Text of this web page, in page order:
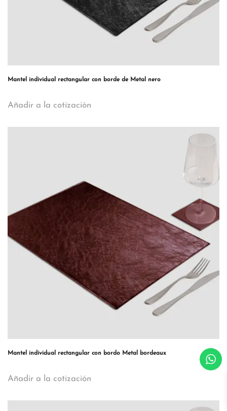
Mantel individual rectangular con borde de Metal nero
Añadir a la cotización
Mantel individual rectangular con bordo Metal bordeaux
Añadir a la cotización